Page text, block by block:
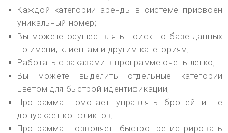
Каждой категории аренды в системе присвоен
уникальный номер;
Вы можете осуществлять поиск по базе данных
по имени, клиентам и другим категориям;
Работать с заказами в программе очень легко;
Вы можете выделить отдельные категории
цветом для быстрой идентификации;
Программа помогает управлять броней и не
допускает конфликтов;
Программа позволяет быстро регистрировать